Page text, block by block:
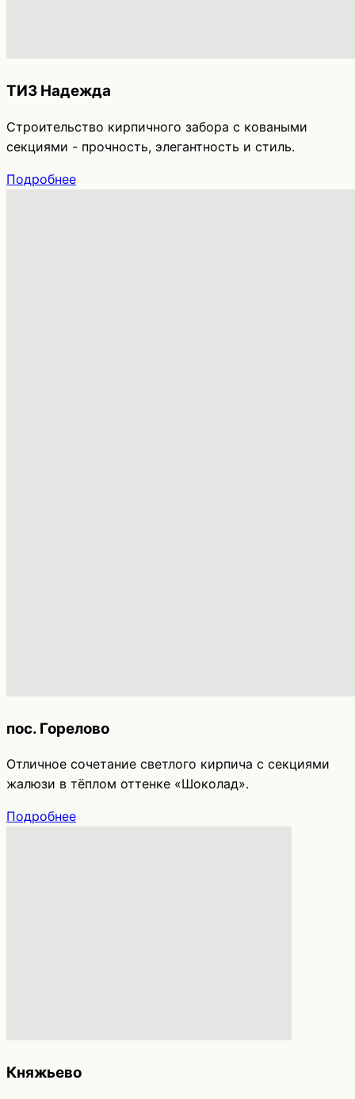
ТИЗ Надежда
Строительство кирпичного забора с коваными
секциями - прочность, элегантность и стиль.
Подробнее
пос. Горелово
Отличное сочетание светлого кирпича с секциями
жалюзи в тёплом оттенке «Шоколад».
Подробнее
Княжьево